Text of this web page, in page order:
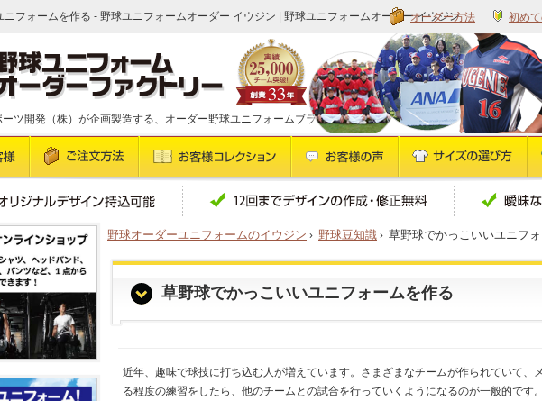
フォームを作る - 野球ユニフォームオーダー イウジン | 野球ユニフォームオーダー イウジン 初め
オーダー方法
ツ開発（株）が企画製造する、オーダー野球ユニフォームブランドです
野球オーダーユニフォームのイウジン › 野球豆知識› 草野球でかっこいいユニフ
草野球でかっこいいユニフォームを作る
近年、趣味で球技に打ち込む人が増えています。さまざまなチームが作られていて、
る程度の練習をしたら、他のチームとの試合を行っていくようになるのが一般的で